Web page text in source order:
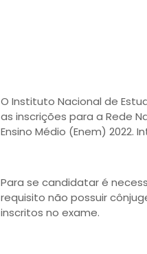
O Instituto Nacional de
as inscrições para a Rede
Ensino Médio (Enem) 2022.
Para se candidatar é
requisito não possuir
inscritos no exame.